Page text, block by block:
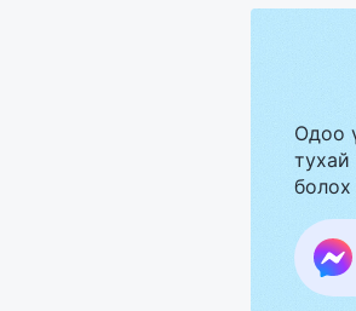
Одоо
тухай
болох